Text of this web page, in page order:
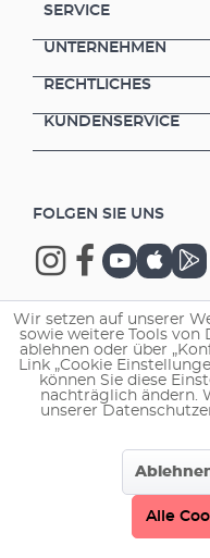
SERVICE
UNTERNEHMEN
RECHTLICHES
KUNDENSERVICE
FOLGEN SIE UNS
Copyright © 2026 EHEIM
Wir setzen auf unserer
sowie weitere Tools von
ablehnen oder über
Link „Cookie
können Sie diese
nachträglich ändern.
unserer
Alle